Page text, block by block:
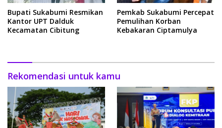
Bupati Sukabumi Resmikan
Kantor UPT Dalduk
Kecamatan Cibitung
Pemkab Sukabumi Percepat
Pemulihan Korban
Kebakaran Ciptamulya
Rekomendasi untuk kamu